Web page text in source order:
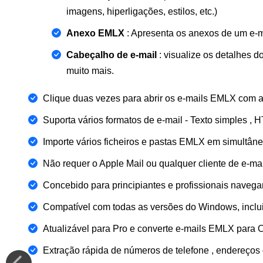
imagens, hiperligações, estilos, etc.)
Anexo EMLX : Apresenta os anexos de um
Cabeçalho de e-mail : visualize os detalhes
muito mais.
Clique duas vezes para abrir os e-mails EMLX com
Suporta vários formatos de e-mail - Texto simples ,
Importe vários ficheiros e pastas EMLX em
Não requer o Apple Mail ou qualquer cliente de e-
Concebido para principiantes e profissionais
Compatível com todas as versões do Windows,
Atualizável para Pro e converte e-mails EMLX para
Extração rápida de números de telefone ,